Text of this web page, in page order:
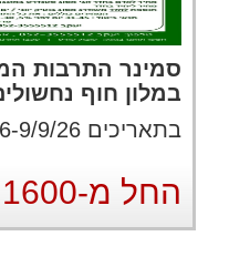
סמינר התרבות
במלון חוף
בתאריכים 6-9/9/26 ימים ראשון עד רביעי
החל מ-1600 ש"ח